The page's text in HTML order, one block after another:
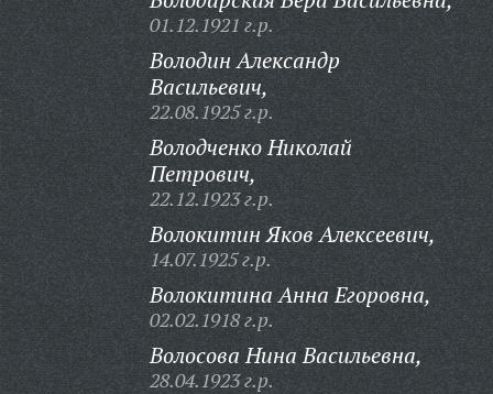
01.12.1921 г.р.
Володин Александр
Васильевич,
22.08.1925 г.р.
Володченко Николай
Петрович,
22.12.1923 г.р.
Волокитин Яков Алексеевич,
14.07.1925 г.р.
Волокитина Анна Егоровна,
02.02.1918 г.р.
Волосова Нина Васильевна,
28.04.1923 г.р.